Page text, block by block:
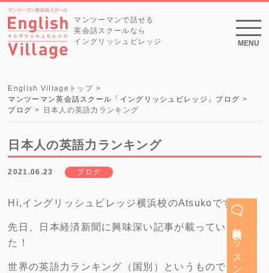
無料体験レッスン
マンツーマンで話せる
英会話スクールなら
イングリッシュビレッジ
MENU
English Villageトップ
マンツーマン英会話スクール「イングリッシュビレッジ」ブログ
ブログ
日本人の英語力ランキング
日本人の英語力ランキング
2021.06.23 ブログ
Hi,イングリッシュビレッジ横浜校のAtsukoです。
先日、日本経済新聞に興味深い記事が載っていまし
た！
世界の英語力ランキング（国別）というもので